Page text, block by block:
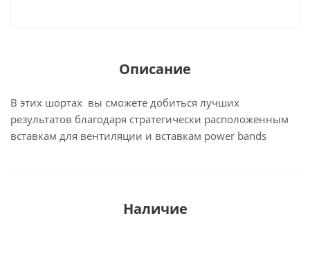
Описание
В этих шортах вы сможете добиться лучших
результатов благодаря стратегически расположенным
вставкам для вентиляции и вставкам power bands
Наличие